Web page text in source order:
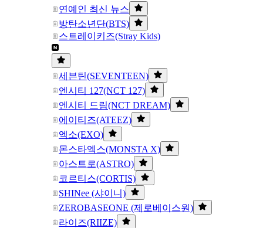
연예인 최신 뉴스
방탄소년단(BTS)
스트레이키즈(Stray Kids)
세븐틴(SEVENTEEN)
엔시티 127(NCT 127)
엔시티 드림(NCT DREAM)
에이티즈(ATEEZ)
엑소(EXO)
몬스타엑스(MONSTA X)
아스트로(ASTRO)
코르티스(CORTIS)
SHINee (샤이니)
ZEROBASEONE (제로베이스원)
라이즈(RIIZE)